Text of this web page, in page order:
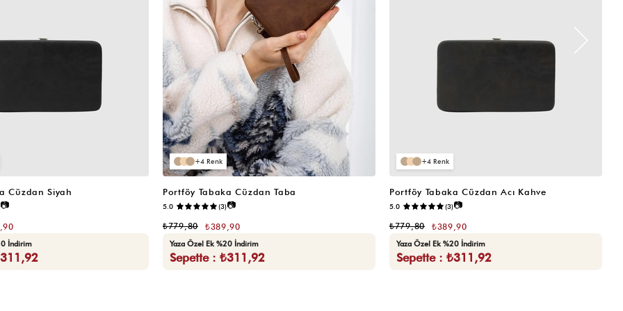
Cüzdan Siyah
📷
İndirim
4
Portföy Tabaka Cüzdan Taba
5.0 (3)📷
₺389,90
₺779,80
Yaza Özel Ek %20 İndirim
Sepette : ₺311,92
4
Portföy Tabaka Cüzdan Acı Kahve
5.0 (3)📷
₺389,90
₺779,80
Yaza Özel Ek %20 İndirim
Sepette : ₺311,92